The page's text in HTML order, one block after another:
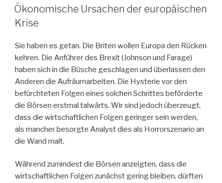
AM
Ökonomische Ursachen der europäischen
Krise
Sie haben es getan. Die Briten wollen Europa den Rücken
kehren. Die Anführer des Brexit (Johnson und Farage)
haben sich in die Büsche geschlagen und überlassen den
Anderen die Aufräumarbeiten. Die Hysterie vor den
befürchteten Folgen eines solchen Schrittes beförderte
die Börsen erstmal talwärts. Wir sind jedoch überzeugt,
dass die wirtschaftlichen Folgen geringer sein werden,
als mancher besorgte Analyst dies als Horrorszenario an
die Wand malt.
Während zumindest die Börsen anzeigten, dass die
wirtschaftlichen Folgen zunächst gering bleiben, dürften